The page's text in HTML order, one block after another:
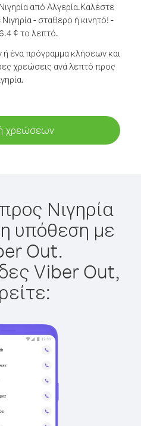
από Αλγερία.Καλέστε
- σταθερό ή κινητό! -
¢ το λεπτό.
ένα πρόγραμμα κλήσεων και
χρεώσεις ανά λεπτό προς
χρεώσεων
Νιγηρία
υπόθεση με
Out.
Viber Out,